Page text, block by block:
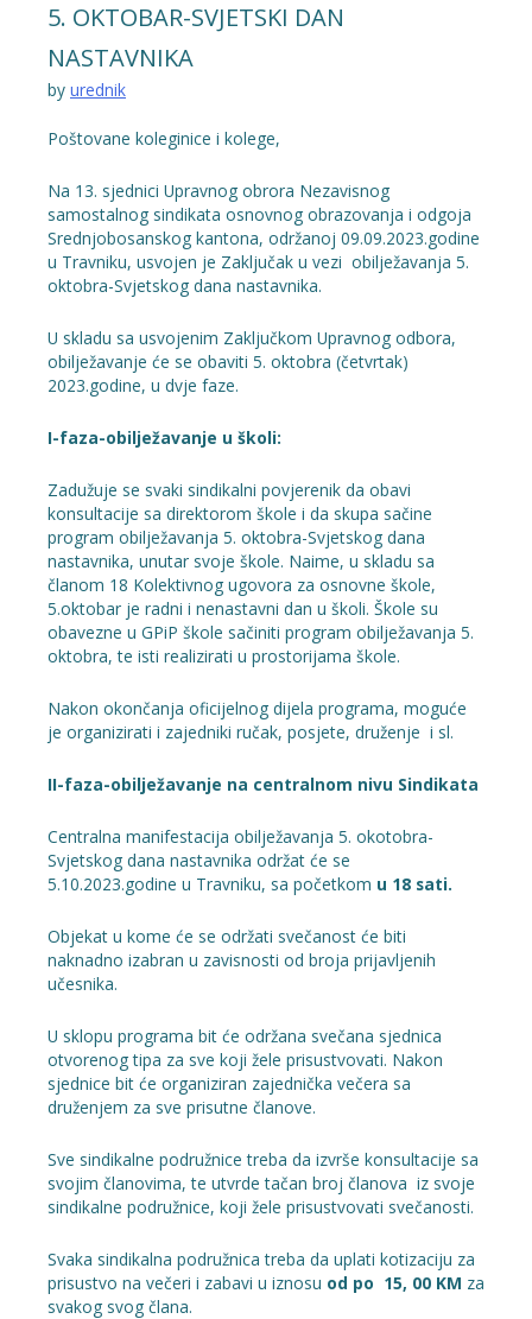
5. OKTOBAR-SVJETSKI DAN
NASTAVNIKA
by urednik
Poštovane koleginice i kolege,
Na 13. sjednici Upravnog obrora Nezavisnog
samostalnog sindikata osnovnog obrazovanja i odgoja
Srednjobosanskog kantona, održanoj 09.09.2023.godine
u Travniku, usvojen je Zaključak u vezi obilježavanja 5.
oktobra-Svjetskog dana nastavnika.
U skladu sa usvojenim Zaključkom Upravnog odbora,
obilježavanje će se obaviti 5. oktobra (četvrtak)
2023.godine, u dvje faze.
I-faza-obilježavanje u školi:
Zadužuje se svaki sindikalni povjerenik da obavi
konsultacije sa direktorom škole i da skupa sačine
program obilježavanja 5. oktobra-Svjetskog dana
nastavnika, unutar svoje škole. Naime, u skladu sa
članom 18 Kolektivnog ugovora za osnovne škole,
5.oktobar je radni i nenastavni dan u školi. Škole su
obavezne u GPiP škole sačiniti program obilježavanja 5.
oktobra, te isti realizirati u prostorijama škole.
Nakon okončanja oficijelnog dijela programa, moguće
je organizirati i zajedniki ručak, posjete, druženje i sl.
II-faza-obilježavanje na centralnom nivu Sindikata
Centralna manifestacija obilježavanja 5. okotobra-
Svjetskog dana nastavnika održat će se
5.10.2023.godine u Travniku, sa početkom u 18 sati.
Objekat u kome će se održati svečanost će biti
naknadno izabran u zavisnosti od broja prijavljenih
učesnika.
U sklopu programa bit će održana svečana sjednica
otvorenog tipa za sve koji žele prisustvovati. Nakon
sjednice bit će organiziran zajednička večera sa
druženjem za sve prisutne članove.
Sve sindikalne podružnice treba da izvrše konsultacije sa
svojim članovima, te utvrde tačan broj članova iz svoje
sindikalne podružnice, koji žele prisustvovati svečanosti.
Svaka sindikalna podružnica treba da uplati kotizaciju za
prisustvo na večeri i zabavi u iznosu od po 15, 00 KM za
svakog svog člana.